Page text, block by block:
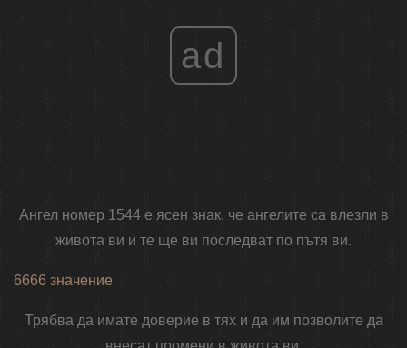
ad
Ангел номер 1544 е ясен знак, че ангелите са влезли в
живота ви и те ще ви последват по пътя ви.
6666 значение
Трябва да имате доверие в тях и да им позволите да